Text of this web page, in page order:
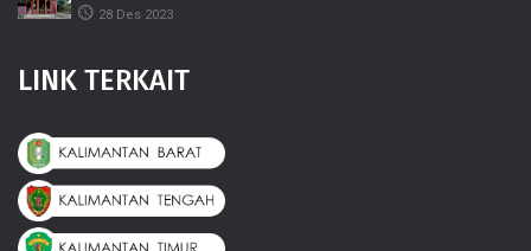
28 Des 2023
LINK TERKAIT